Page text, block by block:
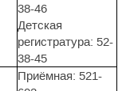
38-46
Детская
регистратура: 52-
38-45
Приёмная: 521-